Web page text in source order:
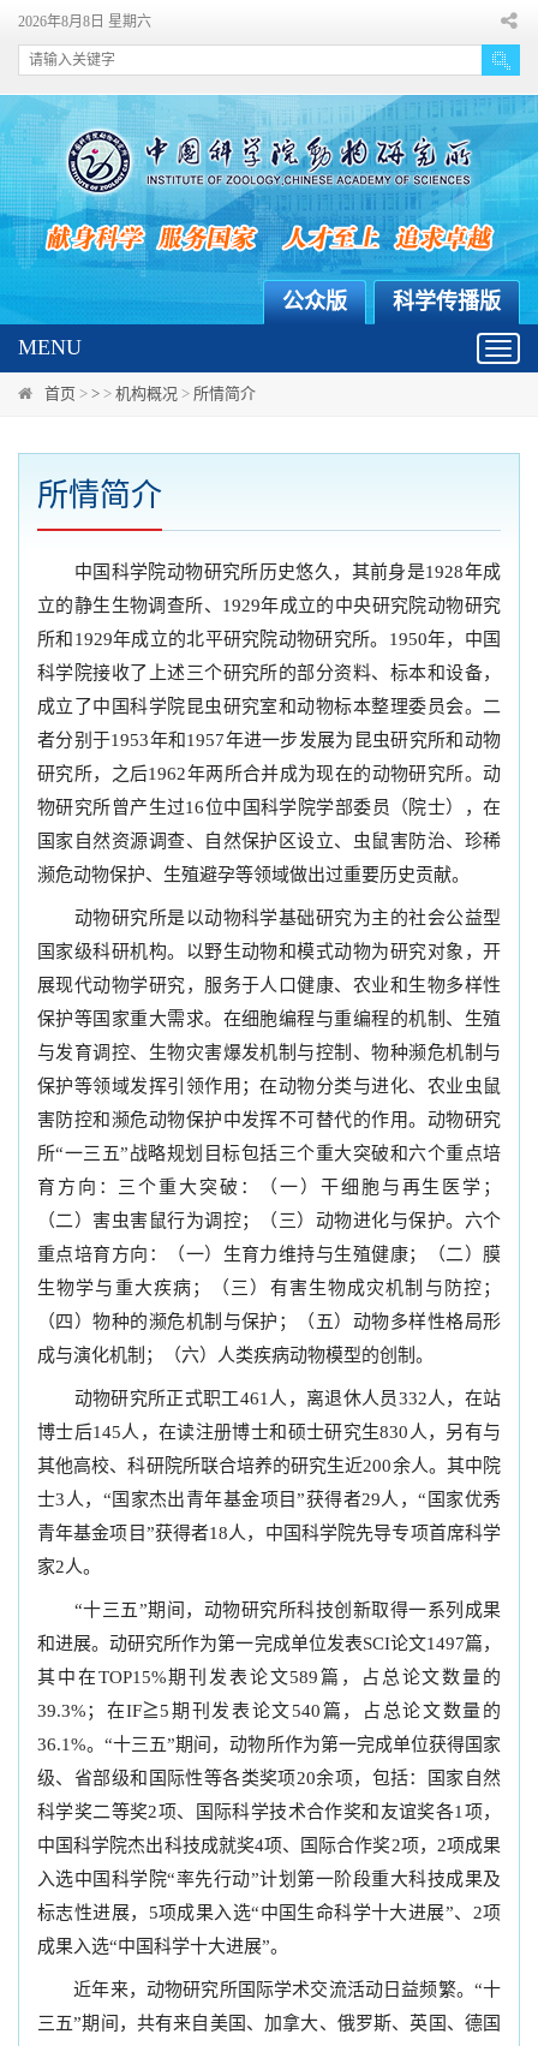
2026年8月8日 星期六
科学传播版
公众版
MENU
首页 > > > 机构概况 > 所情简介
所情简介
中国科学院动物研究所历史悠久，其前身是1928年成
立的静生生物调查所、1929年成立的中央研究院动物研究
所和1929年成立的北平研究院动物研究所。1950年，中国
科学院接收了上述三个研究所的部分资料、标本和设备，
成立了中国科学院昆虫研究室和动物标本整理委员会。二
者分别于1953年和1957年进一步发展为昆虫研究所和动物
研究所，之后1962年两所合并成为现在的动物研究所。动
物研究所曾产生过16位中国科学院学部委员（院士），在
国家自然资源调查、自然保护区设立、虫鼠害防治、珍稀
濒危动物保护、生殖避孕等领域做出过重要历史贡献。
动物研究所是以动物科学基础研究为主的社会公益型
国家级科研机构。以野生动物和模式动物为研究对象，开
展现代动物学研究，服务于人口健康、农业和生物多样性
保护等国家重大需求。在细胞编程与重编程的机制、生殖
与发育调控、生物灾害爆发机制与控制、物种濒危机制与
保护等领域发挥引领作用；在动物分类与进化、农业虫鼠
害防控和濒危动物保护中发挥不可替代的作用。动物研究
所“一三五”战略规划目标包括三个重大突破和六个重点培
育方向：三个重大突破：（一）干细胞与再生医学；
（二）害虫害鼠行为调控；（三）动物进化与保护。六个
重点培育方向：（一）生育力维持与生殖健康；（二）膜
生物学与重大疾病；（三）有害生物成灾机制与防控；
（四）物种的濒危机制与保护；（五）动物多样性格局形
成与演化机制；（六）人类疾病动物模型的创制。
动物研究所正式职工461人，离退休人员332人，在站
博士后145人，在读注册博士和硕士研究生830人，另有与
其他高校、科研院所联合培养的研究生近200余人。其中院
士3人，“国家杰出青年基金项目”获得者29人，“国家优秀
青年基金项目”获得者18人，中国科学院先导专项首席科学
家2人。
“十三五”期间，动物研究所科技创新取得一系列成果
和进展。动研究所作为第一完成单位发表SCI论文1497篇，
其中在TOP15%期刊发表论文589篇，占总论文数量的
39.3%；在IF≧5期刊发表论文540篇，占总论文数量的
36.1%。“十三五”期间，动物所作为第一完成单位获得国家
级、省部级和国际性等各类奖项20余项，包括：国家自然
科学奖二等奖2项、国际科学技术合作奖和友谊奖各1项，
中国科学院杰出科技成就奖4项、国际合作奖2项，2项成果
入选中国科学院“率先行动”计划第一阶段重大科技成果及
标志性进展，5项成果入选“中国生命科学十大进展”、2项
成果入选“中国科学十大进展”。
近年来，动物研究所国际学术交流活动日益频繁。“十
三五”期间，共有来自美国、加拿大、俄罗斯、英国、德国